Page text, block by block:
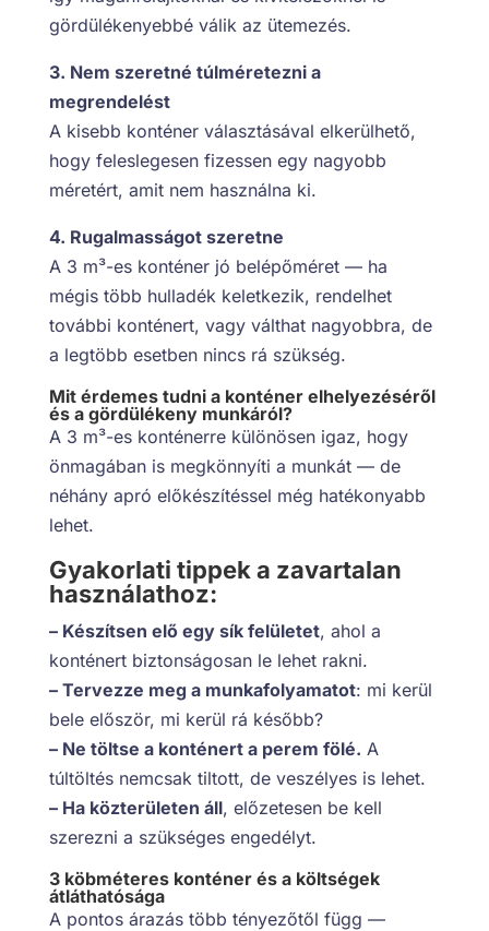
gördülékenyebbé válik az ütemezés.
3. Nem szeretné túlméretezni a
megrendelést
A kisebb konténer választásával elkerülhető,
hogy feleslegesen fizessen egy nagyobb
méretért, amit nem használna ki.
4. Rugalmasságot szeretne
A 3 m³-es konténer jó belépőméret — ha
mégis több hulladék keletkezik, rendelhet
további konténert, vagy válthat nagyobbra, de
a legtöbb esetben nincs rá szükség.
Mit érdemes tudni a konténer elhelyezéséről
és a gördülékeny munkáról?
A 3 m³-es konténerre különösen igaz, hogy
önmagában is megkönnyíti a munkát — de
néhány apró előkészítéssel még hatékonyabb
lehet.
Gyakorlati tippek a zavartalan
használathoz:
– Készítsen elő egy sík felületet, ahol a
konténert biztonságosan le lehet rakni.
– Tervezze meg a munkafolyamatot: mi kerül
bele először, mi kerül rá később?
– Ne töltse a konténert a perem fölé. A
túltöltés nemcsak tiltott, de veszélyes is lehet.
– Ha közterületen áll, előzetesen be kell
szerezni a szükséges engedélyt.
3 köbméteres konténer és a költségek
átláthatósága
A pontos árazás több tényezőtől függ —